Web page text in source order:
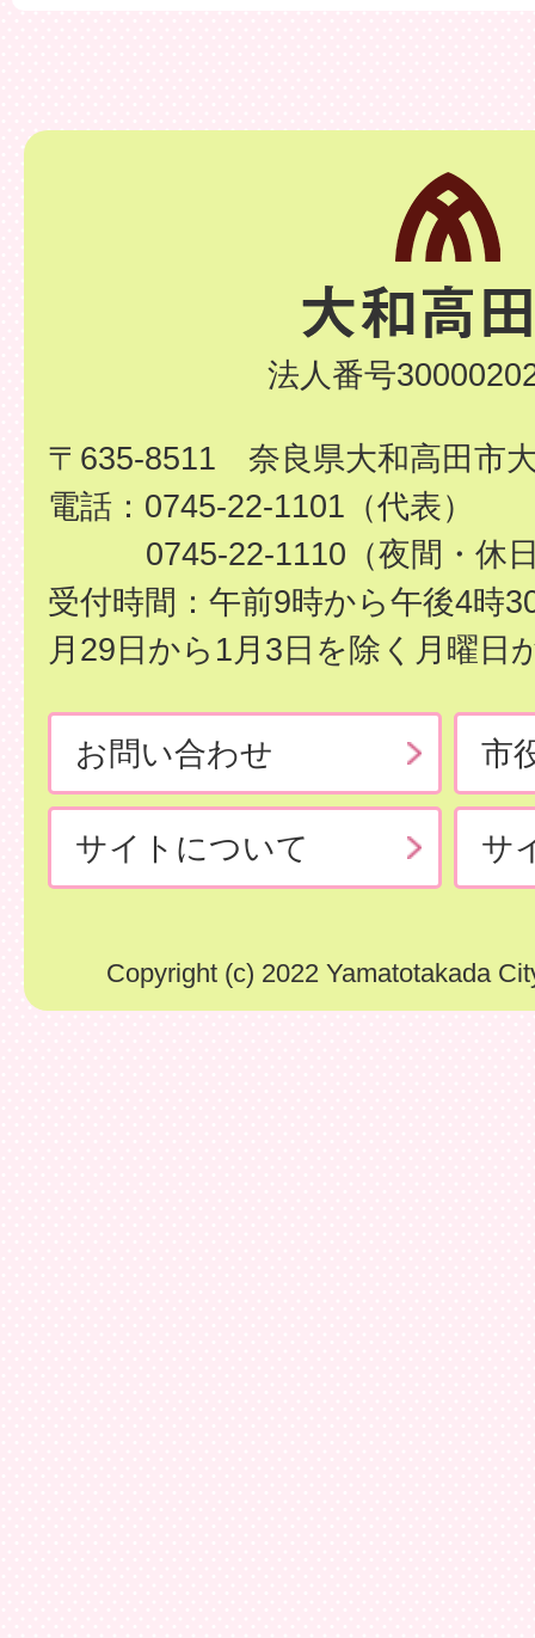
法人番号
〒635-8511 奈良県大和高田市
電話：0745-22-1101（代表）
0745-22-1110（夜間・休
受付時間：午前9時から午後4時
月29日から1月3日を除く月曜日
お問い合わせ 市
サイトについて サ
Copyright (c) 2022 Yamatotakada